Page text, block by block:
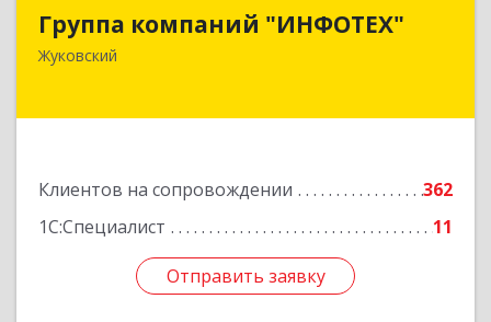
Группа компаний "ИНФОТЕХ"
Жуковский
Клиентов на сопровождении
362
1С:Специалист
11
Отправить заявку
140180, Московская обл, Жуковский г, Чкалова
Подробнее
Отправить заявку